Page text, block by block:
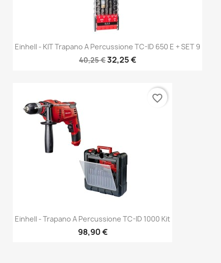
Einhell - KIT Trapano A Percussione TC-ID 650 E + SET 9
40,25 €32,25 €
Einhell - Trapano A Percussione TC-ID 1000 Kit
98,90 €
favorite_border